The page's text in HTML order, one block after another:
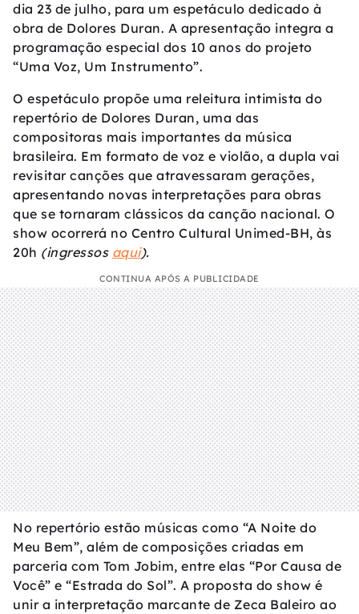
dia 23 de julho, para um espetáculo dedicado à
obra de Dolores Duran. A apresentação integra a
programação especial dos 10 anos do projeto
“Uma Voz, Um Instrumento”.
O espetáculo propõe uma releitura intimista do
repertório de Dolores Duran, uma das
compositoras mais importantes da música
brasileira. Em formato de voz e violão, a dupla vai
revisitar canções que atravessaram gerações,
apresentando novas interpretações para obras
que se tornaram clássicos da canção nacional. O
show ocorrerá no Centro Cultural Unimed-BH, às
20h (ingressos aqui).
CONTINUA APÓS A PUBLICIDADE
No repertório estão músicas como “A Noite do
Meu Bem”, além de composições criadas em
parceria com Tom Jobim, entre elas “Por Causa de
Você” e “Estrada do Sol”. A proposta do show é
unir a interpretação marcante de Zeca Baleiro ao